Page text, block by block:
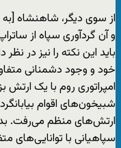
از سوی دیگر، شاهنشاه
و آن گردآوری سپاه از
باید این نکته را نیز در
خود و وجود دشمنانی
امپراتوری روم با یک ارتش
شبیخون‌های اقوام
ارتش‌های منظم می‌رفت.
سپاهیانی با